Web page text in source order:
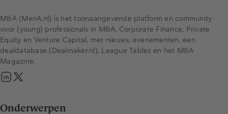
Onderwerpen
M&A (MenA.nl) is het toonaangevende platform en community
voor (young) professionals in M&A, Corporate Finance, Private
Equity en Venture Capital, met nieuws, evenementen, een
dealdatabase (Dealmaker.nl), League Tables en het M&A
Magazine.